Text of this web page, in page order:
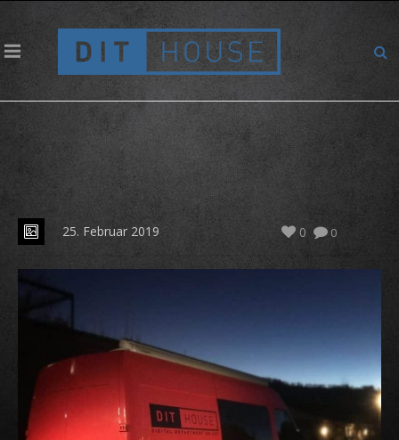
InsRechteLicht
25. Februar 2019 0
0